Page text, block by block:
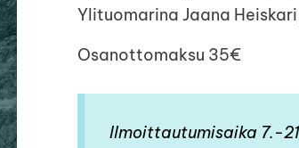
Ylituomarina Jaana
Osanottomaksu 35€
Ilmoittautumisaika 7.-